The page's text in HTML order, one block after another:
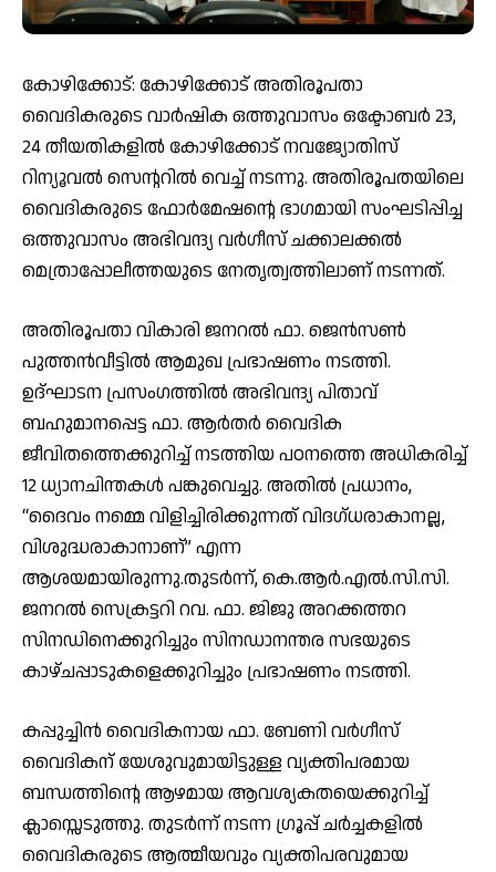
കോഴിക്കോട്: കോഴിക്കോട് അതിരൂപതാ
വൈദികരുടെ വാർഷിക ഒത്തുവാസം ഒക്ടോബർ 23,
24 തീയതികളിൽ കോഴിക്കോട് നവജ്യോതിസ്
റിന്യൂവൽ സെന്ററിൽ വെച്ച് നടന്നു. അതിരൂപതയിലെ
വൈദികരുടെ ഫോർമേഷന്റെ ഭാഗമായി സംഘടിപ്പിച്ച
ഒത്തുവാസം അഭിവന്ദ്യ വർഗീസ് ചക്കാലക്കൽ
മെത്രാപ്പോലീത്തയുടെ നേതൃത്വത്തിലാണ് നടന്നത്.
അതിരൂപതാ വികാരി ജനറൽ ഫാ. ജെൻസൺ
പുത്തൻവീട്ടിൽ ആമുഖ പ്രഭാഷണം നടത്തി.
ഉദ്ഘാടന പ്രസംഗത്തിൽ അഭിവന്ദ്യ പിതാവ്
ബഹുമാനപ്പെട്ട ഫാ. ആർതർ വൈദിക
ജീവിതത്തെക്കുറിച്ച് നടത്തിയ പഠനത്തെ അധികരിച്ച്
12 ധ്യാനചിന്തകൾ പങ്കുവെച്ചു. അതിൽ പ്രധാനം,
“ദൈവം നമ്മെ വിളിച്ചിരിക്കുന്നത് വിദഗ്ധരാകാനല്ല,
വിശുദ്ധരാകാനാണ്” എന്ന
ആശയമായിരുന്നു.തുടർന്ന്, കെ.ആർ.എൽ.സി.സി.
ജനറൽ സെക്രട്ടറി റവ. ഫാ. ജിജു അറക്കത്തറ
സിനഡിനെക്കുറിച്ചും സിനഡാനന്തര സഭയുടെ
കാഴ്ചപ്പാടുകളെക്കുറിച്ചും പ്രഭാഷണം നടത്തി.
കപ്പുച്ചിൻ വൈദികനായ ഫാ. ബേണി വർഗീസ്
വൈദികന് യേശുവുമായിട്ടുള്ള വ്യക്തിപരമായ
ബന്ധത്തിന്റെ ആഴമായ ആവശ്യകതയെക്കുറിച്ച്
ക്ലാസ്സെടുത്തു. തുടർന്ന് നടന്ന ഗ്രൂപ്പ് ചർച്ചകളിൽ
വൈദികരുടെ ആത്മീയവും വ്യക്തിപരവുമായ